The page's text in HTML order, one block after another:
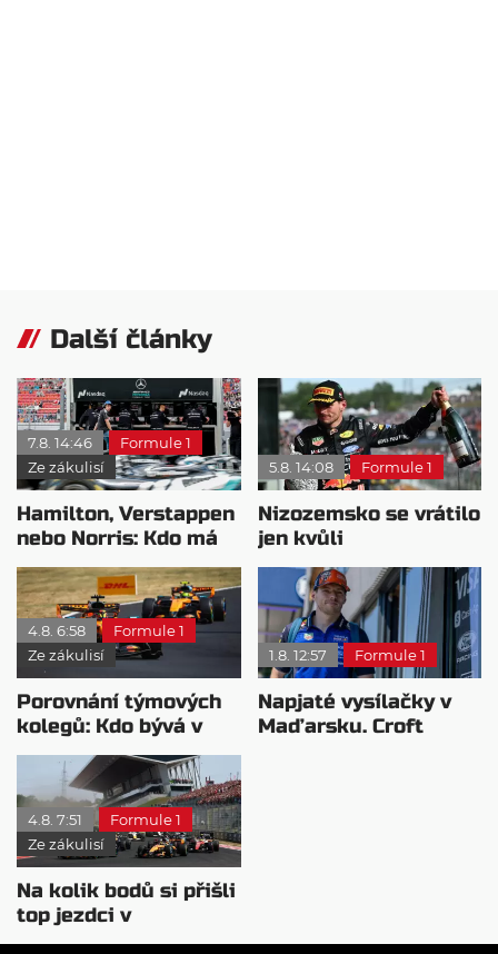
Další články
7.8. 14:46
Formule 1
Ze zákulisí
Hamilton, Verstappen
nebo Norris: Kdo má
nejvyšší plat?
5.8. 14:08 Formule 1
Nizozemsko se vrátilo
jen kvůli
Verstappenovi, říká
Ecclestone
4.8. 6:58
Formule 1
Ze zákulisí
Porovnání týmových
kolegů: Kdo bývá v
sobotu nejrychlejší?
1.8. 12:57 Formule 1
Napjaté vysílačky v
Maďarsku. Croft
4.8. 7:51
Formule 1
Ze zákulisí
Na kolik bodů si přišli
top jezdci v
posledních 4